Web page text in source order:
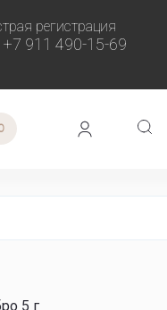
регистрация
+7 911 490-15-69
5 г